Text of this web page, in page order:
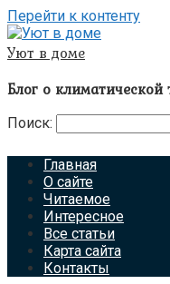
Перейти к контенту
Уют в доме
Блог о климатической
Поиск:
Главная
О сайте
Читаемое
Интересное
Все статьи
Карта сайта
Контакты